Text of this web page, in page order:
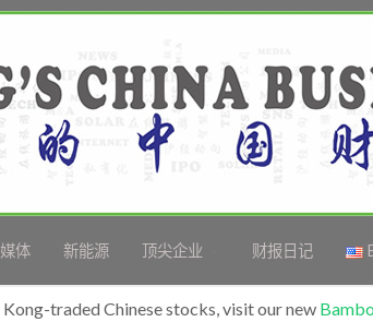
媒体 新能源 顶尖企业 财报日记
traded Chinese stocks, visit our new